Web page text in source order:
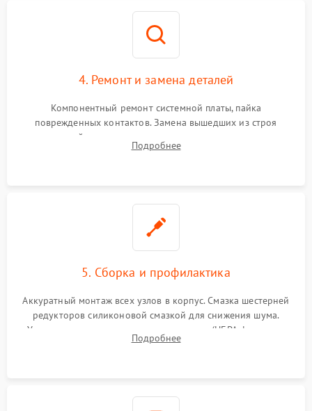
4. Ремонт и замена деталей
Компонентный ремонт системной платы, пайка
поврежденных контактов. Замена вышедших из строя
двигателей, изношенного аккумулятора, неисправного
лидара или помпы подачи воды. Восстановление шлейфов и
Подробнее
5. Сборка и профилактика
Аккуратный монтаж всех узлов в корпус. Смазка шестерней
редукторов силиконовой смазкой для снижения шума.
Установка новых расходных материалов (HEPA-фильтров,
микрофибры, щеток). Надежная фиксация разъемов и
Подробнее